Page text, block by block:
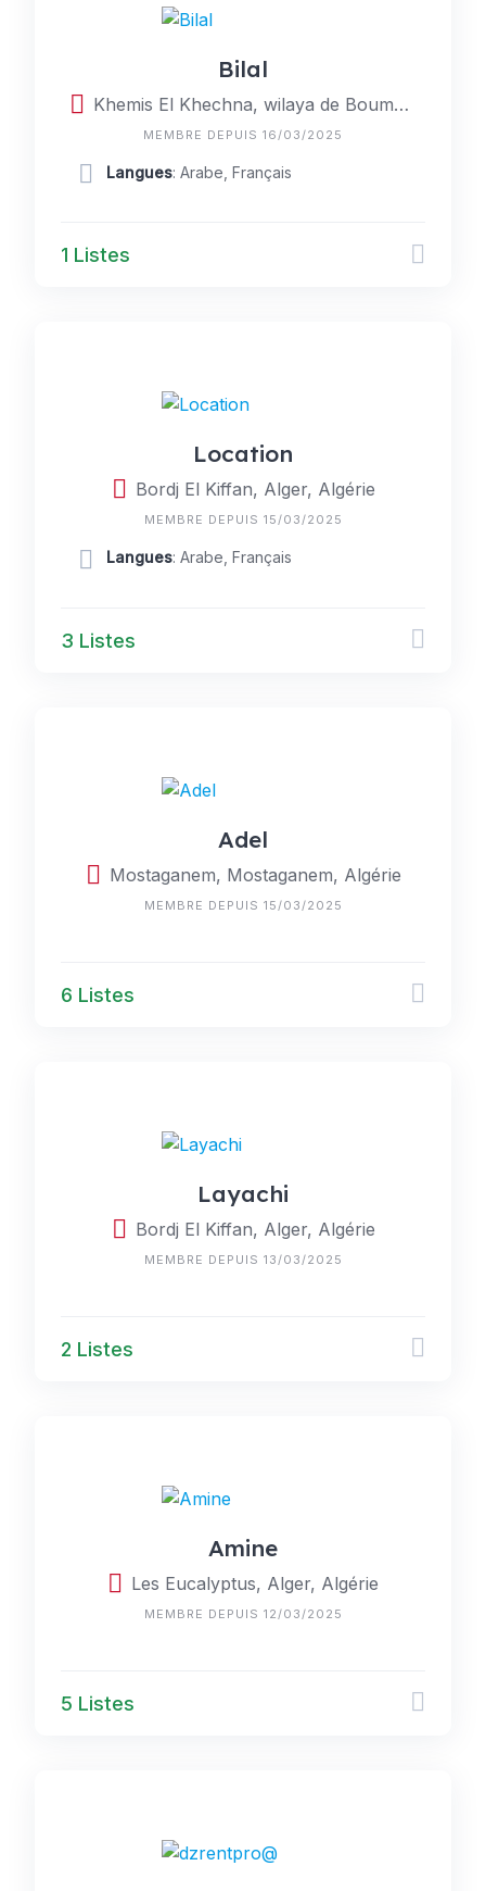
Bilal
Khemis El Khechna, wilaya de Boumerdès, Algérie
MEMBRE DEPUIS 16/03/2025
Langues: Arabe, Français
1 Listes
Location
Bordj El Kiffan, Alger, Algérie
MEMBRE DEPUIS 15/03/2025
Langues: Arabe, Français
3 Listes
Adel
Mostaganem, Mostaganem, Algérie
MEMBRE DEPUIS 15/03/2025
6 Listes
Layachi
Bordj El Kiffan, Alger, Algérie
MEMBRE DEPUIS 13/03/2025
2 Listes
Amine
Les Eucalyptus, Alger, Algérie
MEMBRE DEPUIS 12/03/2025
5 Listes